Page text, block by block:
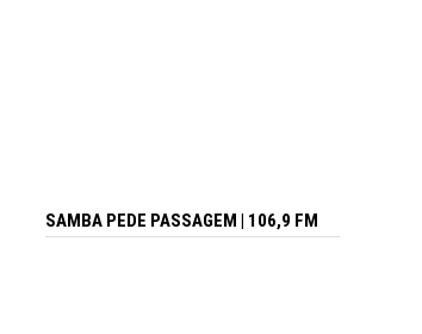
SAMBA PEDE PASSAGEM | 106,9 FM